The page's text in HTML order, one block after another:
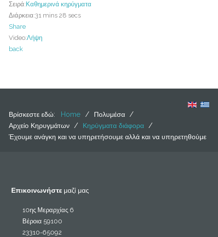
Σειρά: Καθημερινά κηρύγματα
Διάρκεια:31 mins 28 secs
Share
Video:Λήψη
back
Βρίσκεστε εδώ: Home / Πολυμέσα /
Αρχείο Κηρυγμάτων / Κηρύγματα διάφορα /
Έχουμε ανάγκη και να υπηρετήσουμε αλλά και να υπηρετηθούμε
Επικοινωνήστε μαζί μας
10ης Μεραρχίας 6
Βέροια 59100
23310-65092